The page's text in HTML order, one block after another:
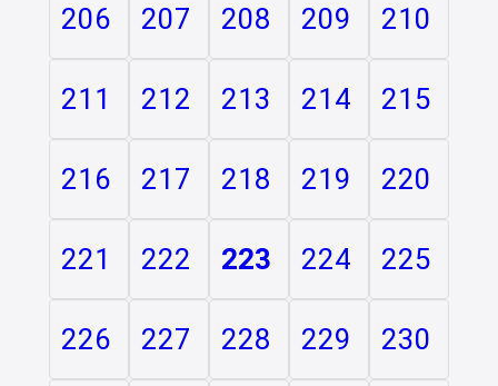
206 207 208 209 210
211 212 213 214 215
216 217 218 219 220
221 222 223 224 225
226 227 228 229 230